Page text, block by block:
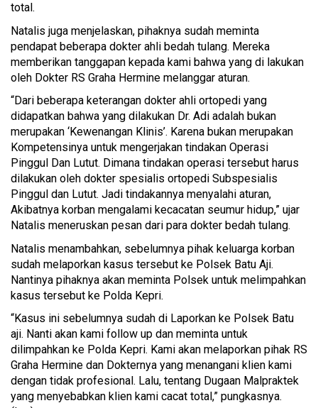
total.
Natalis juga menjelaskan, pihaknya sudah meminta
pendapat beberapa dokter ahli bedah tulang. Mereka
memberikan tanggapan kepada kami bahwa yang di lakukan
oleh Dokter RS Graha Hermine melanggar aturan.
“Dari beberapa keterangan dokter ahli ortopedi yang
didapatkan bahwa yang dilakukan Dr. Adi adalah bukan
merupakan ‘Kewenangan Klinis’. Karena bukan merupakan
Kompetensinya untuk mengerjakan tindakan Operasi
Pinggul Dan Lutut. Dimana tindakan operasi tersebut harus
dilakukan oleh dokter spesialis ortopedi Subspesialis
Pinggul dan Lutut. Jadi tindakannya menyalahi aturan,
Akibatnya korban mengalami kecacatan seumur hidup,” ujar
Natalis meneruskan pesan dari para dokter bedah tulang.
Natalis menambahkan, sebelumnya pihak keluarga korban
sudah melaporkan kasus tersebut ke Polsek Batu Aji.
Nantinya pihaknya akan meminta Polsek untuk melimpahkan
kasus tersebut ke Polda Kepri.
“Kasus ini sebelumnya sudah di Laporkan ke Polsek Batu
aji. Nanti akan kami follow up dan meminta untuk
dilimpahkan ke Polda Kepri. Kami akan melaporkan pihak RS
Graha Hermine dan Dokternya yang menangani klien kami
dengan tidak profesional. Lalu, tentang Dugaan Malpraktek
yang menyebabkan klien kami cacat total,” pungkasnya.